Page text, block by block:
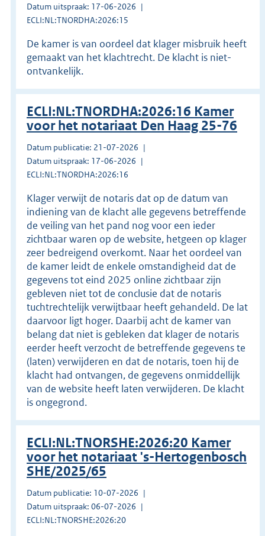
Datum uitspraak: 17-06-2026
ECLI:NL:TNORDHA:2026:15
De kamer is van oordeel dat klager misbruik heeft
gemaakt van het klachtrecht. De klacht is niet-
ontvankelijk.
ECLI:NL:TNORDHA:2026:16 Kamer
voor het notariaat Den Haag 25-76
Datum publicatie: 21-07-2026
Datum uitspraak: 17-06-2026
ECLI:NL:TNORDHA:2026:16
Klager verwijt de notaris dat op de datum van
indiening van de klacht alle gegevens betreffende
de veiling van het pand nog voor een ieder
zichtbaar waren op de website, hetgeen op klager
zeer bedreigend overkomt. Naar het oordeel van
de kamer leidt de enkele omstandigheid dat de
gegevens tot eind 2025 online zichtbaar zijn
gebleven niet tot de conclusie dat de notaris
tuchtrechtelijk verwijtbaar heeft gehandeld. De lat
daarvoor ligt hoger. Daarbij acht de kamer van
belang dat niet is gebleken dat klager de notaris
eerder heeft verzocht de betreffende gegevens te
(laten) verwijderen en dat de notaris, toen hij de
klacht had ontvangen, de gegevens onmiddellijk
van de website heeft laten verwijderen. De klacht
is ongegrond.
ECLI:NL:TNORSHE:2026:20 Kamer
voor het notariaat 's-Hertogenbosch
SHE/2025/65
Datum publicatie: 10-07-2026
Datum uitspraak: 06-07-2026
ECLI:NL:TNORSHE:2026:20